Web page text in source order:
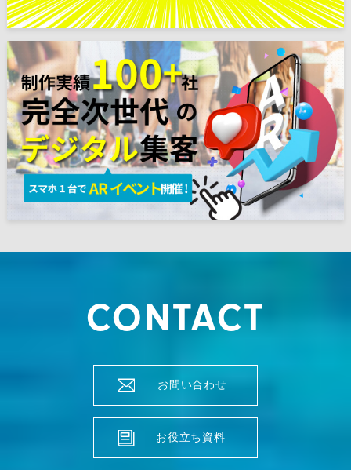
CONTACT
お問い合わせ
お役立ち資料